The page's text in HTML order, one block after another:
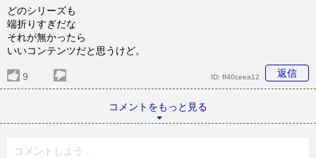
どのシリーズも
端折りすぎだな
それが無かったら
いいコンテンツだと思うけど。
9 返信
ID: ff40ceea12
コメントをもっと見る
コメントしよう...